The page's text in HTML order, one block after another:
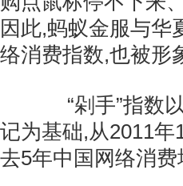
因此,蚂蚁金服与华
络消费指数,也被形
“剁手”指数以
记为基础,从2011
去5年中国网络消费